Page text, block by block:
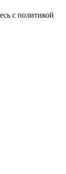
с политикой